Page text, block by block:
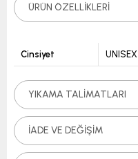
ÜRÜN ÖZELLIKLERI
Cinsiyet UNISEX
YIKAMA TALIMATLARI
İADE VE DEĞIŞIM